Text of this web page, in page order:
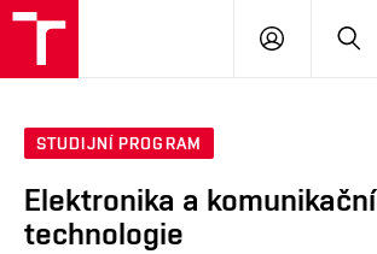
PŘIHLÁSIT
STUDIJNÍ PROGRAM
Elektronika a komunikační
technologie